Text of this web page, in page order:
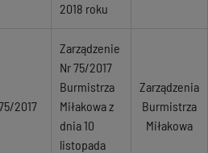
2018 roku
2017
Zarządzenie
Nr 75/2017
Burmistrza
Miłakowa z
dnia 10
listopada
Zarządzenia
Burmistrza
Miłakowa